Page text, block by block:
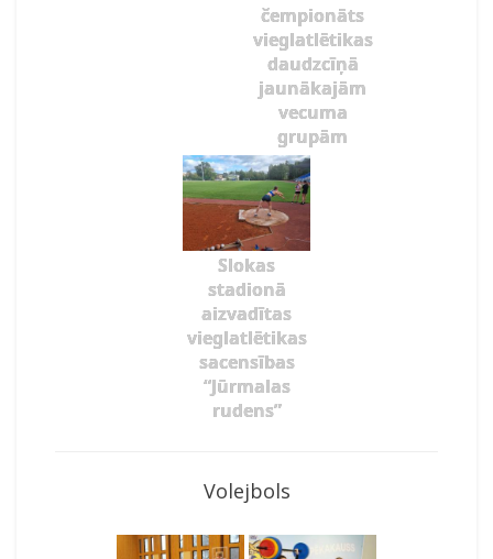
čempionāts
vieglatlētikas
daudzcīņā
jaunākajām
vecuma
grupām
Slokas
stadionā
aizvadītas
vieglatlētikas
sacensības
“Jūrmalas
rudens”
Volejbols